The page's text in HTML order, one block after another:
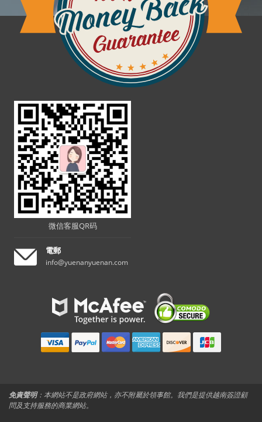
微信客服QR码
電郵
info@yuenanyuenan.com
免責聲明：本網站不是政府網站，亦不附屬於領事館。我們是提供越南簽證顧
問及支持服務的商業網站。